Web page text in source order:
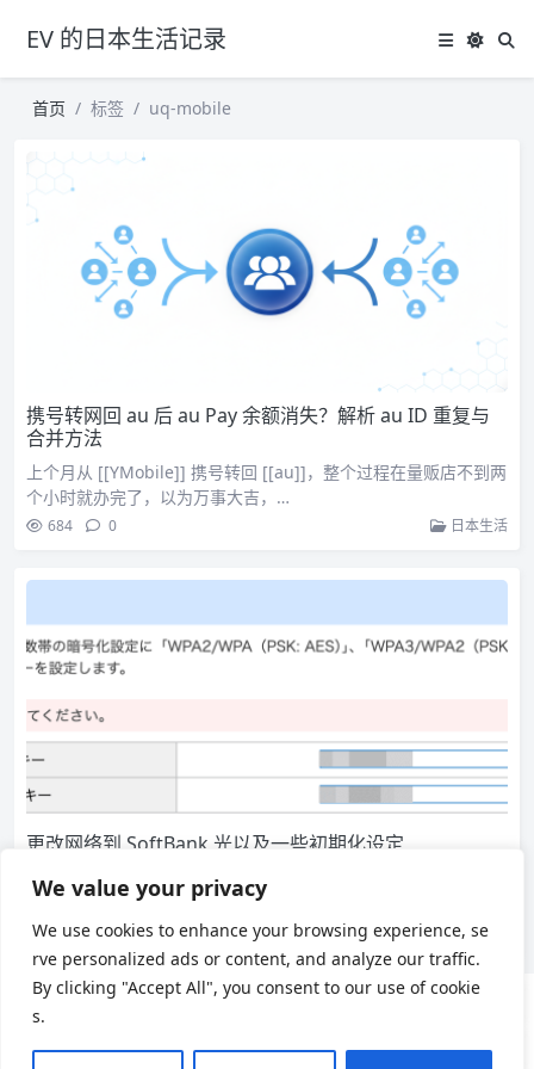
We value your privacy
We use cookies to enhance your browsing experience, se
rve personalized ads or content, and analyze our traffic.
By clicking "Accept All", you consent to our use of cookie
s.
EV 的日本生活记录
首页 标签 uq-mobile
携号转网回 au 后 au Pay 余额消失？解析 au ID 重复与
合并方法
上个月从 [[YMobile]] 携号转回 [[au]]，整个过程在量贩店不到两
个小时就办完了，以为万事大吉，…
684 0 日本生活
更改网络到 SoftBank 光以及一些初期化设定
4 月初去了趟 Bic Camera 把自己家里的网络从 Au 光（KDDI BI
GLOBE) 更换成了 So…
3,555 2 日本生活
用户协议 隐私政策